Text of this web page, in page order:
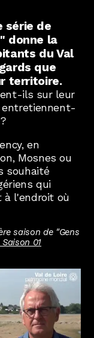
série de
donne la
du Val
que
territoire.
ils sur leur
entretiennent-
en
Mosnes ou
souhaité
qui
l'endroit où
saison de "Gens
01
de Loire
directement